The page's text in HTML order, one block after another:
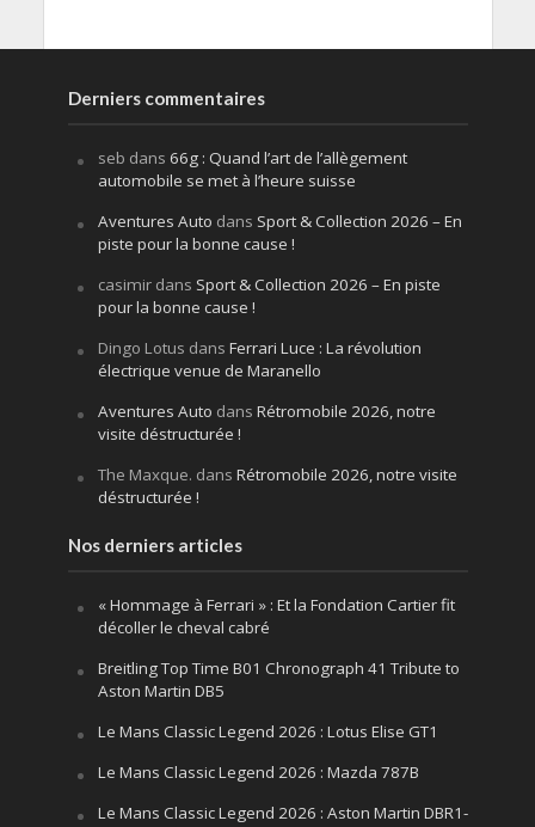
Derniers commentaires
seb dans 66g : Quand l’art de l’allègement
automobile se met à l’heure suisse
Aventures Auto dans Sport & Collection 2026 – En
piste pour la bonne cause !
casimirdans Sport & Collection 2026 – En piste
pour la bonne cause !
Dingo Lotus dans Ferrari Luce : La révolution
électrique venue de Maranello
Aventures Auto dans Rétromobile 2026, notre
visite déstructurée !
The Maxque. dans Rétromobile 2026, notre visite
déstructurée !
Nos derniers articles
« Hommage à Ferrari » : Et la Fondation Cartier fit
décoller le cheval cabré
Breitling Top Time B01 Chronograph 41 Tribute to
Aston Martin DB5
Le Mans Classic Legend 2026 : Lotus Elise GT1
Le Mans Classic Legend 2026 : Mazda 787B
Le Mans Classic Legend 2026 : Aston Martin DBR1-